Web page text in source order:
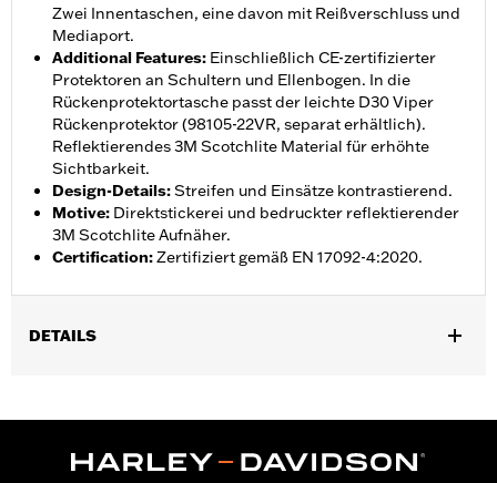
Zwei Innentaschen, eine davon mit Reißverschluss und
Mediaport.
Additional Features: Einschließlich CE-zertifizierter
Protektoren an Schultern und Ellenbogen. In die
Rückenprotektortasche passt der leichte D30 Viper
Rückenprotektor (98105-22VR, separat erhältlich).
Reflektierendes 3M Scotchlite Material für erhöhte
Sichtbarkeit.
Design-Details:Streifen und Einsätze kontrastierend.
Motive: Direktstickerei und bedruckter reflektierender
3M Scotchlite Aufnäher.
Certification:Zertifiziert gemäß EN 17092-4:2020.
DETAILS
Funktionsmerkmale:BelÃ¼ftet,Wasserdicht,Versiegelte
Ã„rmelbÃ¼ndchen,Einstellbare Taille, Zwei-Wege-